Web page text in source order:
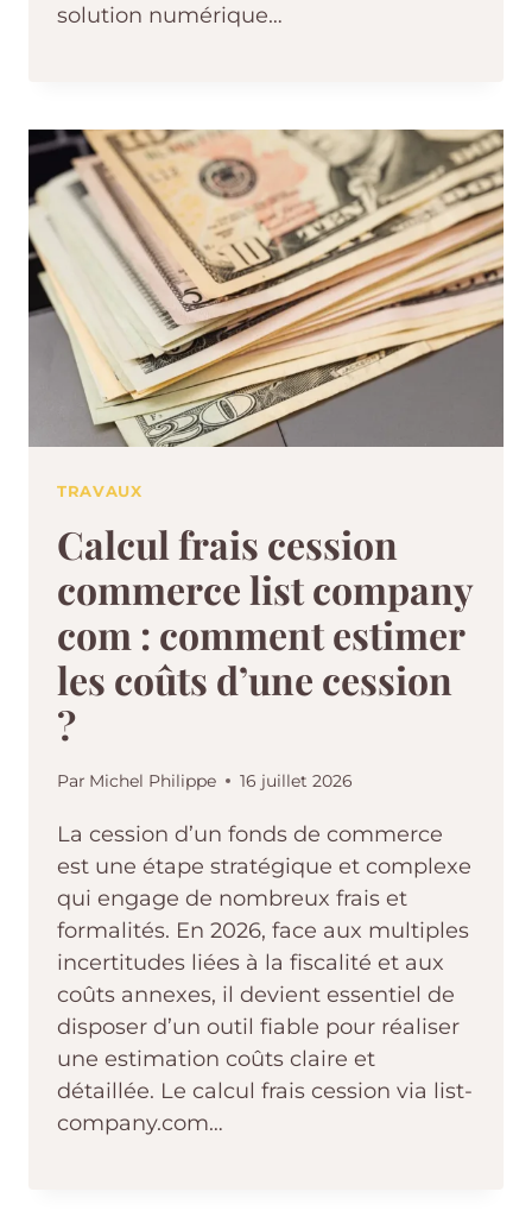
solution numérique…
TRAVAUX
Calcul frais cession
commerce list company
com : comment estimer
les coûts d’une cession
?
Par Michel Philippe 16 juillet 2026
La cession d’un fonds de commerce
est une étape stratégique et complexe
qui engage de nombreux frais et
formalités. En 2026, face aux multiples
incertitudes liées à la fiscalité et aux
coûts annexes, il devient essentiel de
disposer d’un outil fiable pour réaliser
une estimation coûts claire et
détaillée. Le calcul frais cession via list-
company.com…